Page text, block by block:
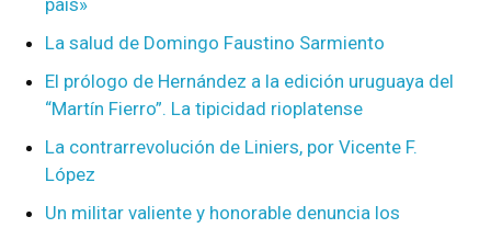
país»
La salud de Domingo Faustino Sarmiento
El prólogo de Hernández a la edición uruguaya del
“Martín Fierro”. La tipicidad rioplatense
La contrarrevolución de Liniers, por Vicente F.
López
Un militar valiente y honorable denuncia los